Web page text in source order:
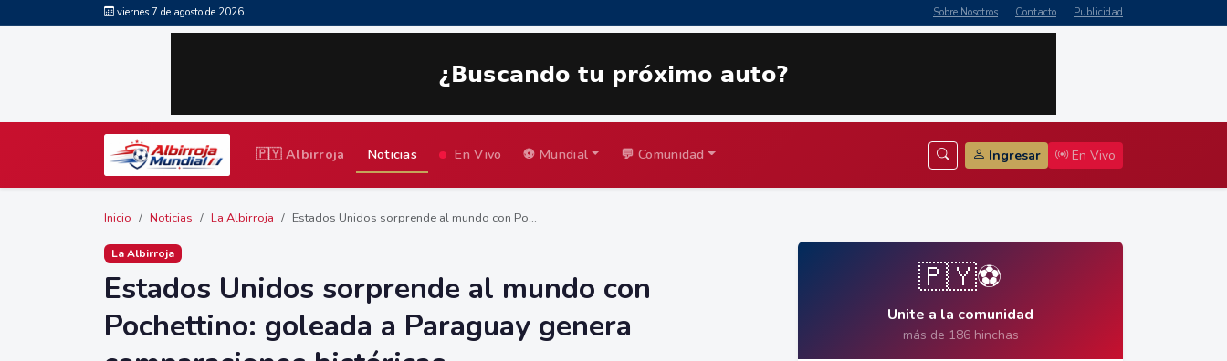
viernes 7 de agosto de 2026 Sobre Nosotros Contacto Publicidad
🇵🇾 Albirroja Noticias En Vivo ⚽ Mundial 💬 Comunidad Ingresar En Vivo
Inicio Noticias La Albirroja Estados Unidos sorprende al mundo con Po...
La Albirroja
Estados Unidos sorprende al mundo con
Pochettino: goleada a Paraguay genera
🇵🇾⚽
Unite a la comunidad
más de 186 hinchas